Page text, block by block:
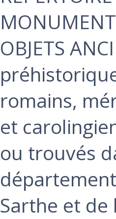
OBJETS
romains,
et
ou trouvés
Sarthe et de